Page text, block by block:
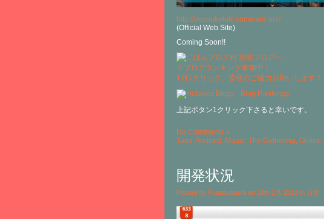
http://busouketuki.com/card-ark/
(Official Web Site)
Coming Soon!!
※ブログランキング参加中！
1日1クリック、皆様のご協力お願いします！
上記ボタン1クリック下さると幸いです。
No Comments »
Tags:Android , Magic: The Gathering, Online,
開発状況
Posted by Futatsubashi on 18th 2月 2010 in 日常